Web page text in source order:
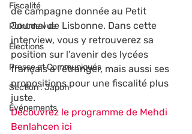
Fiscalité
Point de vue
Élections
Presse et Communiqués
Section : Japon
Événements
de campagne donnée au Petit
Journal de Lisbonne. Dans cette
interview, vous y retrouverez sa
position sur l’avenir des lycées
français à l’étranger, mais aussi ses
propositions pour une fiscalité plus
juste.
Découvrez le programme de Mehdi
Benlahcen ici